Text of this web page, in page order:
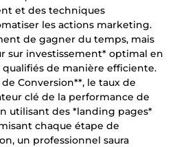
et des techniques
les actions marketing.
de gagner du temps, mais
sur investissement* optimal en
de manière efficiente.
Conversion**, le taux de
clé de la performance de
utilisant des *landing pages*
chaque étape de
un professionnel saura